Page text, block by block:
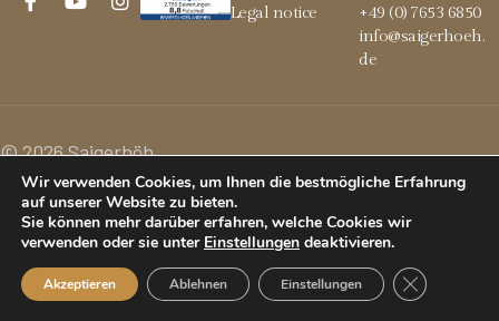
Legal notice
+49 (0) 7653 6850
info@saigerhoeh.
de
© 2026 Saigerhöh
Wir verwenden Cookies, um Ihnen die bestmögliche Erfahrung
auf unserer Website zu bieten.
Sie können mehr darüber erfahren, welche Cookies wir
verwenden oder sie unter Einstellungen deaktivieren.
Akzeptieren Ablehnen Einstellungen GDPR